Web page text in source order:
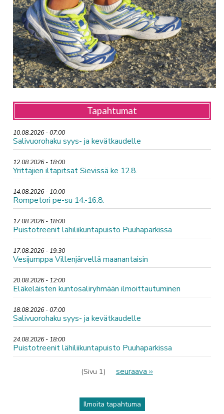
Tapahtumat
10.08.2026 - 07:00
Salivuorohaku syys- ja kevätkaudelle
12.08.2026 - 18:00
Yrittäjien iltapitsat Sievissä ke 12.8.
14.08.2026 - 10:00
Rompetori pe-su 14.-16.8.
17.08.2026 - 18:00
Puistotreenit lähiliikuntapuisto Puuhaparkissa
17.08.2026 - 19:30
Vesijumppa Villenjärvellä maanantaisin
20.08.2026 - 12:00
Eläkeläisten kuntosaliryhmään ilmoittautuminen
18.08.2026 - 07:00
Salivuorohaku syys- ja kevätkaudelle
24.08.2026 - 18:00
Puistotreenit lähiliikuntapuisto Puuhaparkissa
(Sivu 1)
Seuraava
seuraava ››
Ilmoita tapahtuma